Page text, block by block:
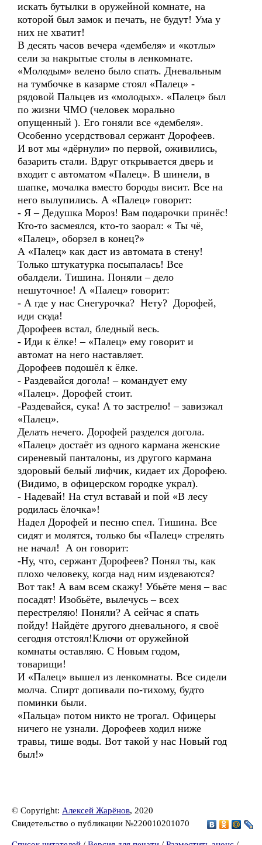
искать бутылки в оружейной комнате, на
которой был замок и печать, не будут! Ума у
них не хватит!
В десять часов вечера «дембеля» и «котлы»
сели за накрытые столы в ленкомнате.
«Молодым» велено было спать. Дневальным
на тумбочке в казарме стоял «Палец» -
рядовой Пальцев из «молодых». «Палец» был
по жизни ЧМО (человек морально
опущенный ). Его гоняли все «дембеля».
Особенно усердствовал сержант Дорофеев.
И вот мы «дёрнули» по первой, оживились,
базарить стали. Вдруг открывается дверь и
входит с автоматом «Палец». В шинели, в
шапке, мочалка вместо бороды висит. Все на
него вылупились. А «Палец» говорит:
- Я – Дедушка Мороз! Вам подарочки принёс!
Кто-то засмеялся, кто-то заорал: « Ты чё,
«Палец», оборзел в конец?»
А «Палец» как даст из автомата в стену!
Только штукатурка посыпалась! Все
обалдели. Тишина. Поняли – дело
нешуточное! А «Палец» говорит:
- А где у нас Снегурочка? Нету? Дорофей,
иди сюда!
Дорофеев встал, бледный весь.
- Иди к ёлке! – «Палец» ему говорит и
автомат на него наставляет.
Дорофеев подошёл к ёлке.
- Раздевайся догола! – командует ему
«Палец». Дорофей стоит.
-Раздевайся, сука! А то застрелю! – завизжал
«Палец».
Делать нечего. Дорофей разделся догола.
«Палец» достаёт из одного кармана женские
сиреневый панталоны, из другого кармана
здоровый белый лифчик, кидает их Дорофею.
(Видимо, в офицерском городке украл).
- Надевай! На стул вставай и пой «В лесу
родилась ёлочка»!
Надел Дорофей и песню спел. Тишина. Все
сидят и молятся, только бы «Палец» стрелять
не начал! А он говорит:
-Ну, что, сержант Дорофеев? Понял ты, как
плохо человеку, когда над ним издеваются?
Вот так! А вам всем скажу! Убьёте меня – вас
посадят! Изобьёте, вылечусь – всех
перестреляю! Поняли? А сейчас я спать
пойду! Найдёте другого дневального, я своё
сегодня отстоял!Ключи от оружейной
комнаты оставляю. С Новым годом,
товарищи!
И «Палец» вышел из ленкомнаты. Все сидели
молча. Спирт допивали по-тихому, будто
поминки были.
«Пальца» потом никто не трогал. Офицеры
ничего не узнали. Дорофеев ходил ниже
травы, тише воды. Вот такой у нас Новый год
был!»
© Copyright: Алексей Жарёнов, 2020
Свидетельство о публикации №220010201070